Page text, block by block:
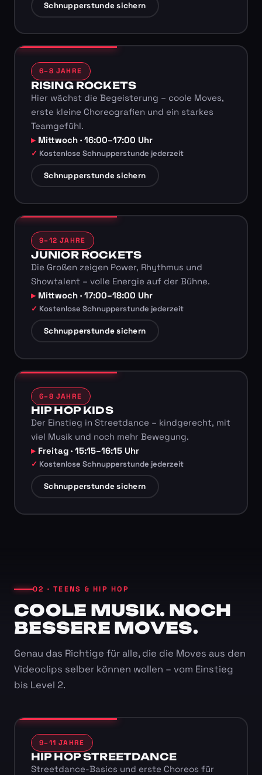
Schnupperstunde sichern
6–8 JAHRE
RISING ROCKETS
Hier wächst die Begeisterung – coole Moves,
erste kleine Choreografien und ein starkes
Teamgefühl.
Mittwoch · 16:00–17:00 Uhr
Kostenlose Schnupperstunde jederzeit
Schnupperstunde sichern
9–12 JAHRE
JUNIOR ROCKETS
Die Großen zeigen Power, Rhythmus und
Showtalent – volle Energie auf der Bühne.
Mittwoch · 17:00–18:00 Uhr
Kostenlose Schnupperstunde jederzeit
Schnupperstunde sichern
6–8 JAHRE
HIP HOP KIDS
Der Einstieg in Streetdance – kindgerecht, mit
viel Musik und noch mehr Bewegung.
Freitag · 15:15–16:15 Uhr
Kostenlose Schnupperstunde jederzeit
Schnupperstunde sichern
02 · TEENS & HIP HOP
COOLE MUSIK. NOCH
BESSERE MOVES.
Genau das Richtige für alle, die die Moves aus den
Videoclips selber können wollen – vom Einstieg
bis Level 2.
9–11 JAHRE
HIP HOP STREETDANCE
Streetdance-Basics und erste Choreos für